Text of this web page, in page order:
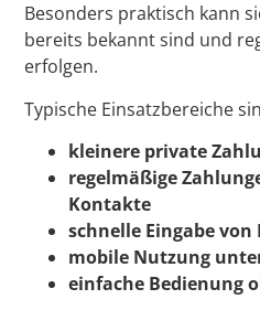
Besonders praktisch kann
bereits bekannt sind und
erfolgen.
Typische Einsatzbereiche
kleinere private
regelmäßige
Kontakte
schnelle Eingabe
mobile Nutzung
einfache Bedienung